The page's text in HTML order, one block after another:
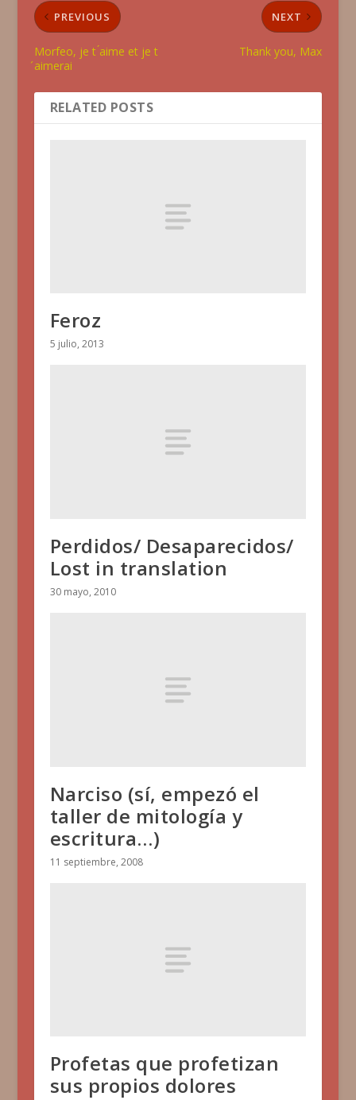
PREVIOUS
Morfeo, je t ́aime et je t
́aimerai
NEXT
Thank you, Max
RELATED POSTS
Feroz
5 julio, 2013
Perdidos/ Desaparecidos/
Lost in translation
30 mayo, 2010
Narciso (sí, empezó el
taller de mitología y
escritura…)
11 septiembre, 2008
Profetas que profetizan
sus propios dolores